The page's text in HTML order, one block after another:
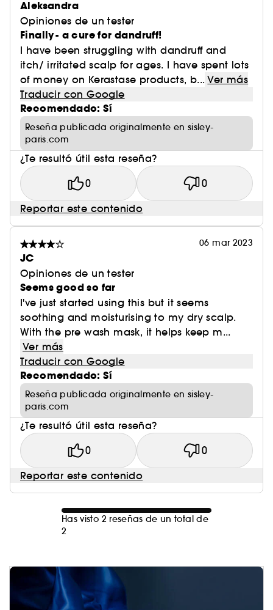
Aleksandra
Opiniones de un tester
Finally- a cure for dandruff!
I have been struggling with dandruff and
itch/ irritated scalp for ages. I have spent lots
of money on Kerastase products, b... Ver más
Traducir con Google
Recomendado: Sí
Reseña publicada originalmente en sisley-
paris.com
¿Te resultó útil esta reseña?
0 0
Reportar este contenido
06 mar 2023
JC
Opiniones de un tester
Seems good so far
I've just started using this but it seems
soothing and moisturising to my dry scalp.
With the pre wash mask, it helps keep m...
Ver más
Traducir con Google
Recomendado: Sí
Reseña publicada originalmente en sisley-
paris.com
¿Te resultó útil esta reseña?
0 0
Reportar este contenido
Has visto 2 reseñas de un total de
2